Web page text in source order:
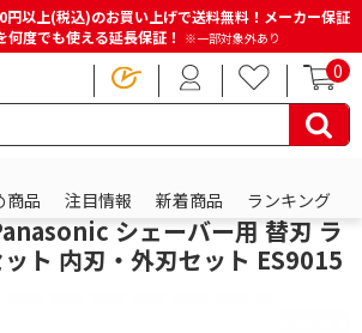
以上(税込)のお買い上げで送料無料！メーカー保証
何度でも使える延長保証！ ※一部対象外あり
0
商品 注目情報 新着商品 ランキング
ジ ビューティー・健康家電
シェーバー用 替刃 ラ
ト 内刃・外刃セット ES9015